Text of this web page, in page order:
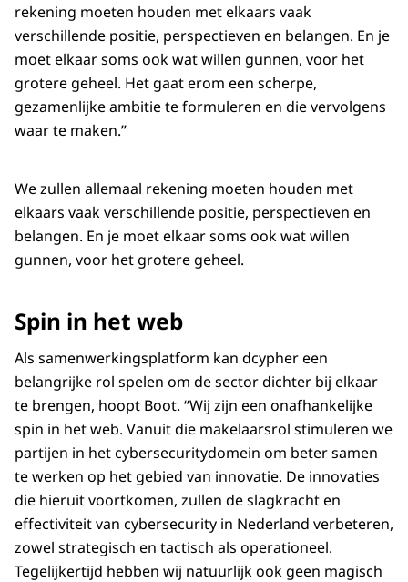
rekening moeten houden met elkaars vaak
verschillende positie, perspectieven en belangen. En je
moet elkaar soms ook wat willen gunnen, voor het
grotere geheel. Het gaat erom een scherpe,
gezamenlijke ambitie te formuleren en die vervolgens
waar te maken.”
We zullen allemaal rekening moeten houden met
elkaars vaak verschillende positie, perspectieven en
belangen. En je moet elkaar soms ook wat willen
gunnen, voor het grotere geheel.
Spin in het web
Als samenwerkingsplatform kan dcypher een
belangrijke rol spelen om de sector dichter bij elkaar
te brengen, hoopt Boot. “Wij zijn een onafhankelijke
spin in het web. Vanuit die makelaarsrol stimuleren we
partijen in het cybersecuritydomein om beter samen
te werken op het gebied van innovatie. De innovaties
die hieruit voortkomen, zullen de slagkracht en
effectiviteit van cybersecurity in Nederland verbeteren,
zowel strategisch en tactisch als operationeel.
Tegelijkertijd hebben wij natuurlijk ook geen magisch